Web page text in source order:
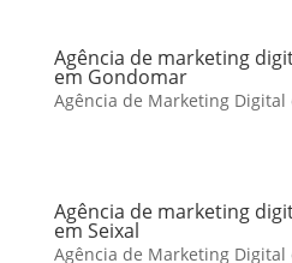
Agência de marketing
em Gondomar
Agência de Marketing Digital
Agência de marketing
em Seixal
Agência de Marketing Digital